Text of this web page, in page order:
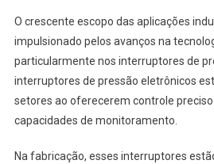
O crescente escopo das aplicações
impulsionado pelos avanços na
particularmente nos interruptores de
interruptores de pressão eletrônicos
setores ao oferecerem controle
capacidades de monitoramento.
Na fabricação, esses interruptores